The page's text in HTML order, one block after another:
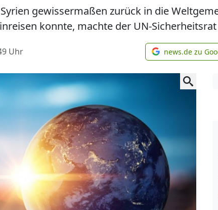
gewissermaßen zurück in die
konnte, machte der UN-
Uhr news.de zu